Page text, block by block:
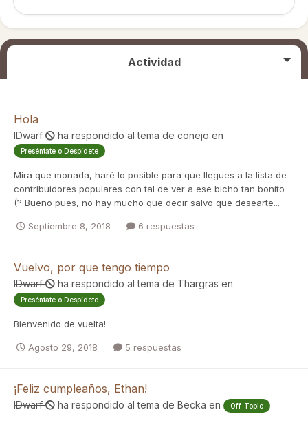
Actividad
Hola
IDwarf ha respondido al tema de conejo en
Preséntate o Despídete
Mira que monada, haré lo posible para que llegues a la lista de
contribuidores populares con tal de ver a ese bicho tan bonito
(? Bueno pues, no hay mucho que decir salvo que desearte...
Septiembre 8, 2018 6 respuestas
Vuelvo, por que tengo tiempo
IDwarf ha respondido al tema de Thargras en
Preséntate o Despídete
Bienvenido de vuelta!
Agosto 29, 2018 5 respuestas
¡Feliz cumpleaños, Ethan!
IDwarf ha respondido al tema de Becka en Off-Topic